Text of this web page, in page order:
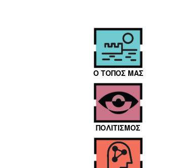
Ο ΤΟΠΟΣ ΜΑΣ
ΠΟΛΙΤΙΣΜΟΣ